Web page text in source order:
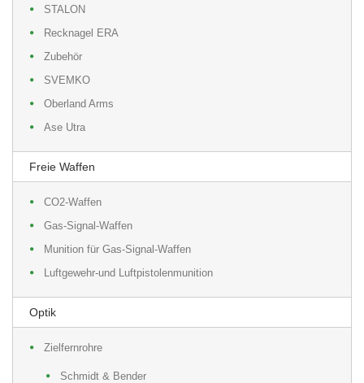
STALON
Recknagel ERA
Zubehör
SVEMKO
Oberland Arms
Ase Utra
Freie Waffen
CO2-Waffen
Gas-Signal-Waffen
Munition für Gas-Signal-Waffen
Luftgewehr-und Luftpistolenmunition
Optik
Zielfernrohre
Schmidt & Bender